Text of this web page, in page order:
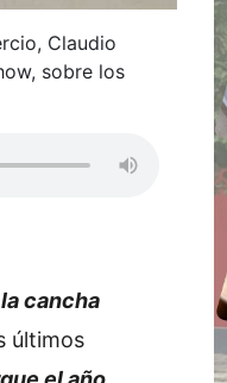
Claudio
sobre los
cancha
últimos